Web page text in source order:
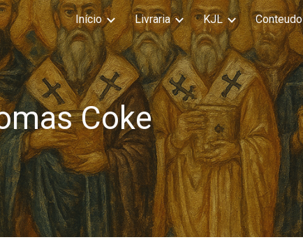
Skip to navigation
Início Livraria KJL Conteudo
Coke